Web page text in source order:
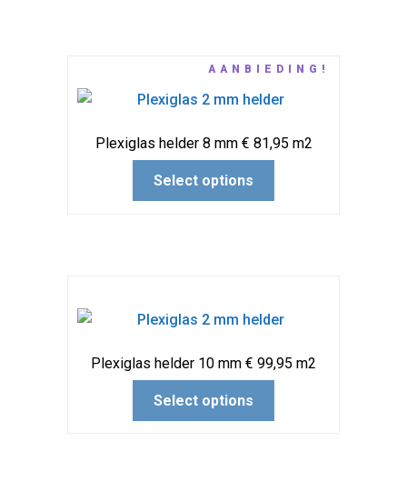
Plexiglas helder 8 mm € 81,95 m2
AANBIEDING!
Select options
Plexiglas helder 10 mm € 99,95 m2
Select options